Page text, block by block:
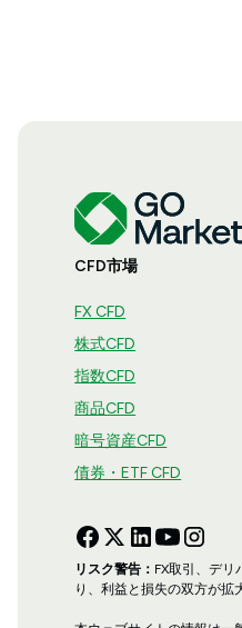
CFD市場
FX CFD
株式CFD
指数CFD
商品CFD
暗号資産CFD
債券・ETF CFD
リスク警告： FX取引、デ
り、利益と損失の双方が拡